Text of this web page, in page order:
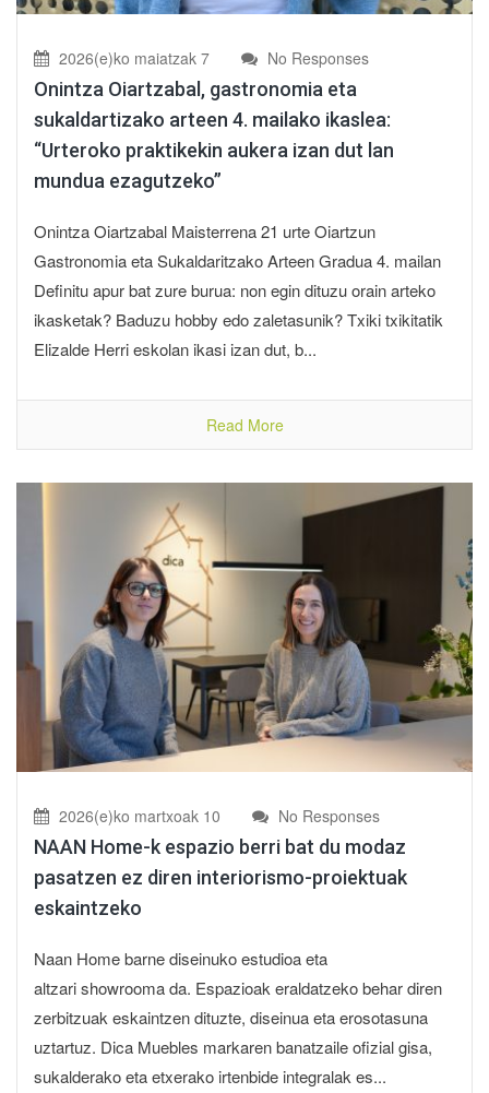
2026(e)ko maiatzak 7 No Responses
Onintza Oiartzabal, gastronomia eta
sukaldartizako arteen 4. mailako ikaslea:
“Urteroko praktikekin aukera izan dut lan
mundua ezagutzeko”
Onintza Oiartzabal Maisterrena 21 urte Oiartzun
Gastronomia eta Sukaldaritzako Arteen Gradua 4. mailan
Definitu apur bat zure burua: non egin dituzu orain arteko
ikasketak? Baduzu hobby edo zaletasunik? Txiki txikitatik
Elizalde Herri eskolan ikasi izan dut, b...
Read More
2026(e)ko martxoak 10 No Responses
NAAN Home-k espazio berri bat du modaz
pasatzen ez diren interiorismo-proiektuak
eskaintzeko
Naan Home barne diseinuko estudioa eta
altzari showrooma da. Espazioak eraldatzeko behar diren
zerbitzuak eskaintzen dituzte, diseinua eta erosotasuna
uztartuz. Dica Muebles markaren banatzaile ofizial gisa,
sukalderako eta etxerako irtenbide integralak es...